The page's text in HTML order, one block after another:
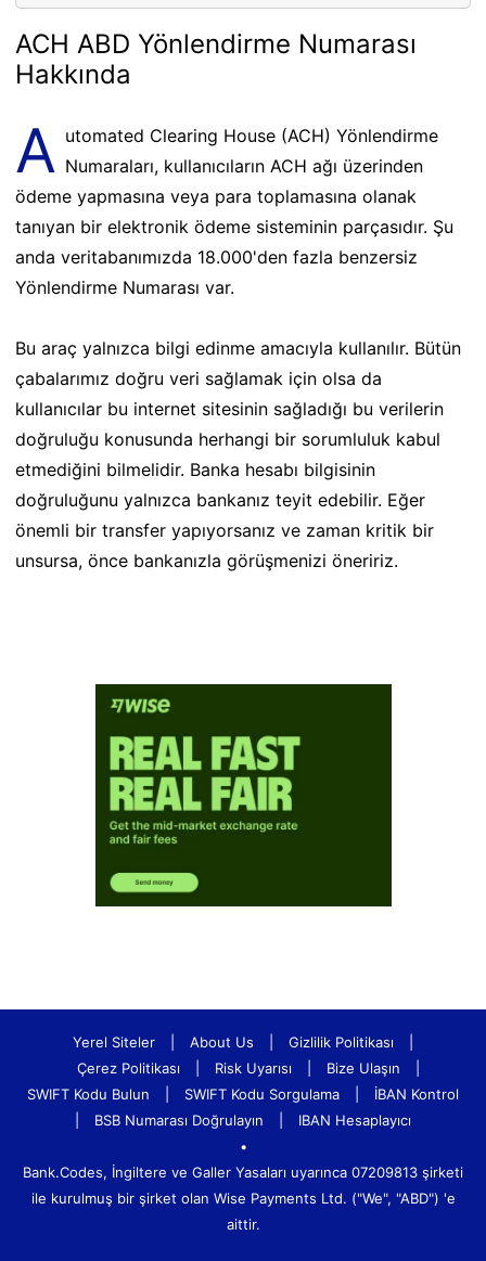
ACH ABD Yönlendirme Numarası
Hakkında
A utomated Clearing House (ACH) Yönlendirme
Numaraları, kullanıcıların ACH ağı üzerinden
ödeme yapmasına veya para toplamasına olanak
tanıyan bir elektronik ödeme sisteminin parçasıdır. Şu
anda veritabanımızda 18.000'den fazla benzersiz
Yönlendirme Numarası var.
Bu araç yalnızca bilgi edinme amacıyla kullanılır. Bütün
çabalarımız doğru veri sağlamak için olsa da
kullanıcılar bu internet sitesinin sağladığı bu verilerin
doğruluğu konusunda herhangi bir sorumluluk kabul
etmediğini bilmelidir. Banka hesabı bilgisinin
doğruluğunu yalnızca bankanız teyit edebilir. Eğer
önemli bir transfer yapıyorsanız ve zaman kritik bir
unsursa, önce bankanızla görüşmenizi öneririz.
Yerel Siteler About Us Gizlilik Politikası
Çerez Politikası
Risk Uyarısı Bize Ulaşın
SWIFT Kodu Bulun
SWIFT Kodu Sorgulama
İBAN Kontrol
BSB Numarası Doğrulayın
IBAN Hesaplayıcı
•
Bank.Codes, İngiltere ve Galler Yasaları uyarınca 07209813 şirketi
ile kurulmuş bir şirket olan Wise Payments Ltd. ("We", "ABD") 'e
aittir.